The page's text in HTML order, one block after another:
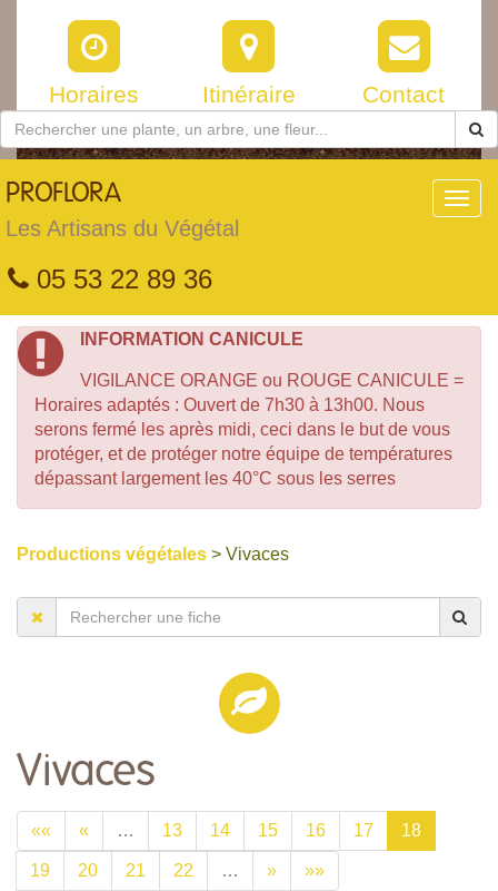
Horaires Itinéraire Contact
PROFLORA
Les Artisans du Végétal
05 53 22 89 36
INFORMATION CANICULE
VIGILANCE ORANGE ou ROUGE CANICULE =
Horaires adaptés : Ouvert de 7h30 à 13h00. Nous
serons fermé les après midi, ceci dans le but de vous
protéger, et de protéger notre équipe de températures
dépassant largement les 40°C sous les serres
Productions végétales > Vivaces
Vivaces
«« « … 13 14 15 16 17 18
19 20 21 22 … » »»